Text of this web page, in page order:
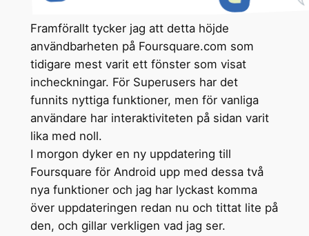
Framförallt tycker jag att detta höjde
användbarheten på Foursquare.com som
tidigare mest varit ett fönster som visat
incheckningar. För Superusers har det
funnits nyttiga funktioner, men för vanliga
användare har interaktiviteten på sidan varit
lika med noll.
I morgon dyker en ny uppdatering till
Foursquare för Android upp med dessa två
nya funktioner och jag har lyckast komma
över uppdateringen redan nu och tittat lite på
den, och gillar verkligen vad jag ser.